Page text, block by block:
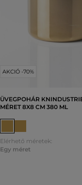
AKCIÓ -70%
ÜVEGPOHÁR
MÉRET 8X8 CM 380 ML
Elérhető méretek:
Egy méret